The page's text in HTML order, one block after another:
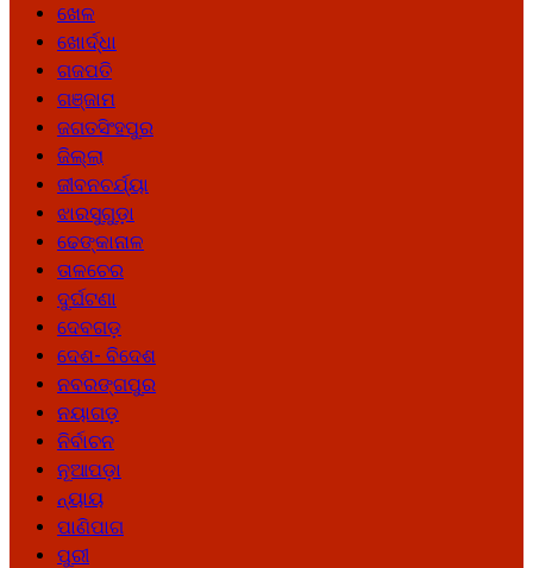
ଖେଳ
ଖୋର୍ଦ୍ଧା
ଗଜପତି
ଗଞ୍ଜାମ
ଜଗତସିଂହପୁର
ଜିଲ୍ଲା
ଜୀବନଚର୍ଯ୍ୟା
ଝାରସୁଗୁଡ଼ା
ଢେଙ୍କାନାଳ
ତାଳଚେର
ଦୁର୍ଘଟଣା
ଦେବଗଡ଼
ଦେଶ- ବିଦେଶ
ନବରଙ୍ଗପୁର
ନୟାଗଡ଼
ନିର୍ବାଚନ
ନୂଆପଡ଼ା
ନ୍ୟାୟ
ପାଣିପାଗ
ପୁରୀ